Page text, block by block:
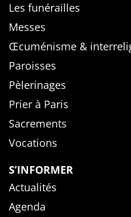
Les funérailles
Messes
Œcuménisme &
Paroisses
Pèlerinages
Prier à Paris
Sacrements
Vocations
S’INFORMER
Actualités
Agenda